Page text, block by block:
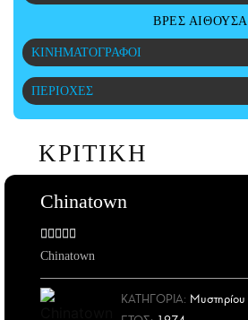
ΑΜΠΑ
PRINT
ΒΡΕΣ ΑΙΘΟΥΣΑ
ΚΙΝΗΜΑΤΟΓΡΑΦΟΙ
ΠΕΡΙΟΧΕΣ
ΚΡΙΤΙΚΗ
Chinatown
Chinatown
ΚΑΤΗΓΟΡΙΑ: Μυστηρίου